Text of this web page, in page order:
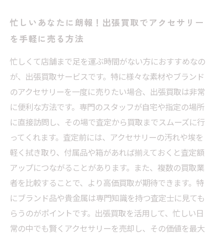
得の価格を実現しよう
成功体験談：出張買取でアクセサリーを賢く売
った私のストーリー
出張買取サービスのメリットとデメリットを比
較して選ぶポイント
はじめての出張買取でも安心！初心者向けアク
セサリー売却ガイド
忙しいあなたに朗報！出張買取でアクセサリー
を手軽に売る方法
忙しくて店舗まで足を運ぶ時間がない方におすすめなの
が、出張買取サービスです。特に様々な素材やブランド
のアクセサリーを一度に売りたい場合、出張買取は非常
に便利な方法です。専門のスタッフが自宅や指定の場所
に直接訪問し、その場で査定から買取までスムーズに行
ってくれます。査定前には、アクセサリーの汚れや埃を
軽く拭き取り、付属品や箱があれば揃えておくと査定額
アップにつながることがあります。また、複数の買取業
者を比較することで、より高価買取が期待できます。特
にブランド品や貴金属は専門知識を持つ査定士に見ても
らうのがポイントです。出張買取を活用して、忙しい日
常の中でも賢くアクセサリーを売却し、その価値を最大